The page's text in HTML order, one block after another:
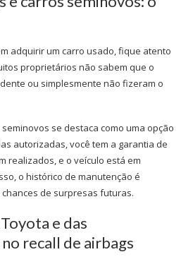
adquirir um carro usado, fique atento
proprietários não sabem que o
ou simplesmente não fizeram o
se destaca como uma opção
autorizadas, você tem a garantia de
realizados, e o veículo está em
o histórico de manutenção é
de surpresas futuras.
e das
recall de airbags